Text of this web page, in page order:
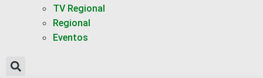
TV Regional
Regional
Eventos